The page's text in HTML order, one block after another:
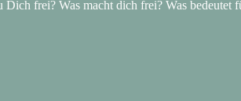
Dich frei? Was macht dich frei? Was